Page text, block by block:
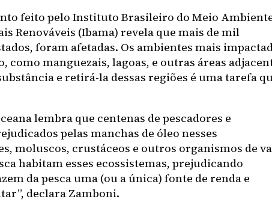
feito pelo Instituto Brasileiro do Meio
Renováveis (Ibama) revela que mais de mil
foram afetadas. Os ambientes mais
como manguezais, lagoas, e outras áreas
e retirá-la dessas regiões é uma tarefa
lembra que centenas de pescadores e
pelas manchas de óleo nesses
moluscos, crustáceos e outros organismos de
habitam esses ecossistemas, prejudicando
da pesca uma (ou a única) fonte de renda e
declara Zamboni.